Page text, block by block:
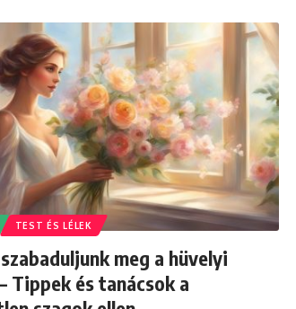
TEST ÉS LÉLEK
meg a hüvelyi
Tippek és tanácsok a